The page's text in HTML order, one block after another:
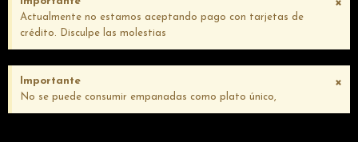
Actualmente no estamos aceptando pago con tarjetas de
crédito. Disculpe las molestias
Importante
No se puede consumir empanadas como plato único,
×